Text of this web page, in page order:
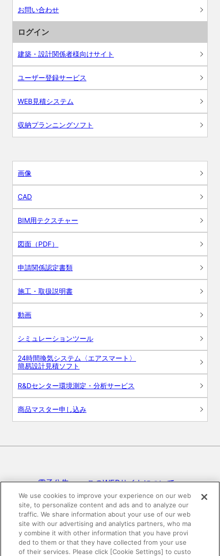
お問い合わせ
ログイン
建築・設計関係者様向けサイト
ユーザー登録サービス
WEB見積システム
収納プランニングソフト
画像
CAD
BIM用テクスチャー
図面（PDF）
申請関係認定書類
施工・取扱説明書
動画
シミュレーションツール
24時間換気システム〈エアスマート〉
簡易設計見積ソフト
R&Dセンター環境測定・分析サービス
商品マスター申し込み
電子公告 このWEBサイトについて
プライバシーポリシー
SNSコミュニティガイドライン サイトマップ
We use cookies to improve your experience on our web
site, to personalize content and ads and to analyze our
traffic. We share information about your use of our web
site with our advertising and analytics partners, who ma
y combine it with other information that you have provi
ded to them or that they have collected from your use
of their services. Please click [Cookie Settings] to custo